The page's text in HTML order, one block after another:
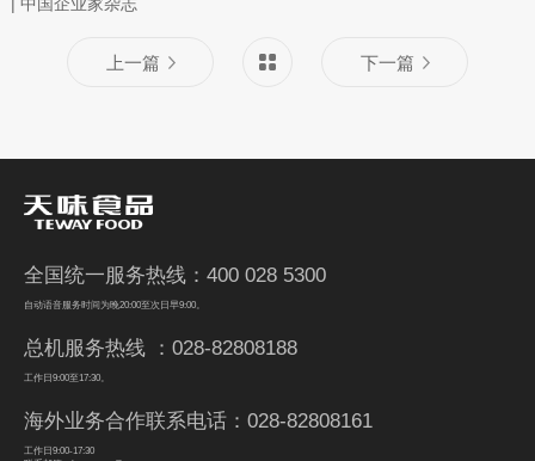
上一篇 下一篇
全国统一服务热线：400 028 5300
自动语音服务时间为晚20:00至次日早9:00。
总机服务热线 ：028-82808188
工作日9:00至17:30。
海外业务合作联系电话：028-82808161
工作日9:00-17:30